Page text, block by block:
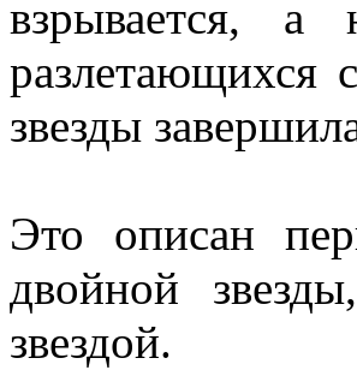
взрывается, а
разлетающихся
звезды
Это описан
двойной
звездой.